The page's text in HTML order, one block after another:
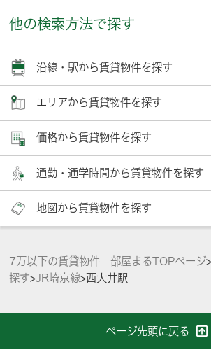
他の検索方法で探す
沿線・駅から賃貸物件を探す
エリアから賃貸物件を探す
価格から賃貸物件を探す
通勤・通学時間から賃貸物件を探す
地図から賃貸物件を探す
7万以下の賃貸物件 部屋まるTOPページ>
探す>JR埼京線>西大井駅
ページ先頭に戻る